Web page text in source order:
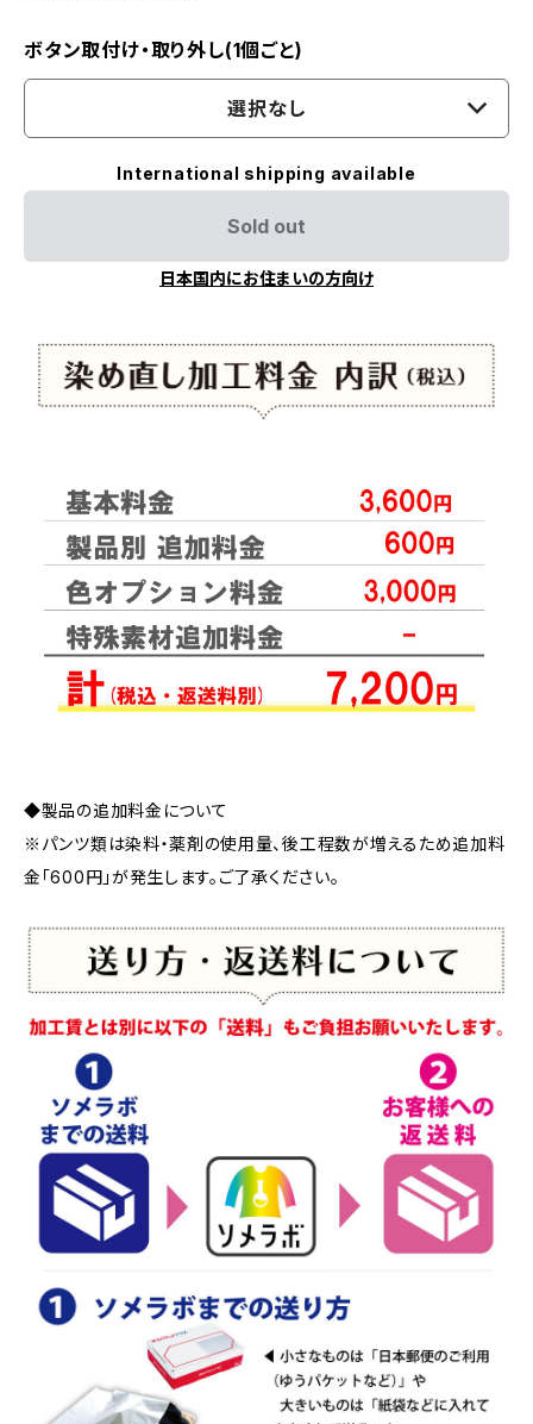
ボタン取付け・取り外し(1個ごと)
選択なし
International shipping available
Sold out
日本国内にお住まいの方向け
◆製品の追加料金について
※パンツ類は染料・薬剤の使用量、後工程数が増えるため追加料
金「600円」が発生します。ご了承ください。